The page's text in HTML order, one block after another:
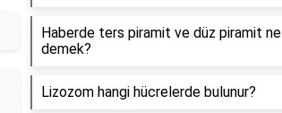
Haberde ters piramit ve düz piramit ne
demek?
Lizozom hangi hücrelerde bulunur?